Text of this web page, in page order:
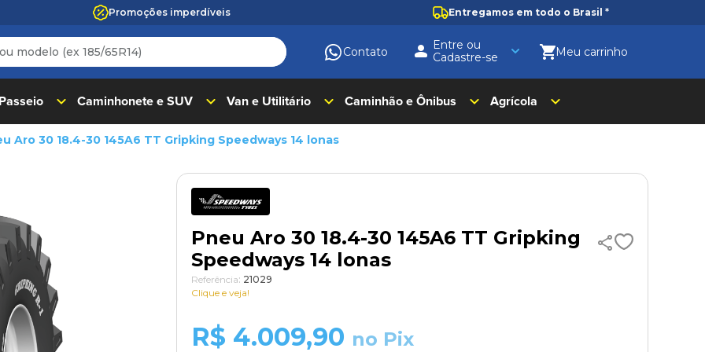
Promoções imperdíveis Entregamos em todo o Brasil *
(ex 185/65R14)
Contato
Entre ou
Cadastre-se
Caminhonete e SUV Van e Utilitário Caminhão e Ônibus Agrícola
Aro 30 18.4-30 145A6 TT Gripking Speedways 14 lonas
Pneu Aro 30 18.4-30 145A6 TT Gripking
Speedways 14 lonas
Referência: 21029
Clique e veja!
R$ 4.009,90 no Pix